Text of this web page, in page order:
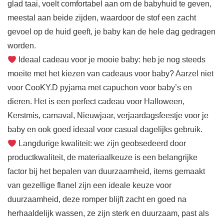
glad taai, voelt comfortabel aan om de babyhuid te geven,
meestal aan beide zijden, waardoor de stof een zacht
gevoel op de huid geeft, je baby kan de hele dag gedragen
worden.
Ideaal cadeau voor je mooie baby: heb je nog steeds
moeite met het kiezen van cadeaus voor baby? Aarzel niet
voor CooKY.D pyjama met capuchon voor baby’s en
dieren. Het is een perfect cadeau voor Halloween,
Kerstmis, carnaval, Nieuwjaar, verjaardagsfeestje voor je
baby en ook goed ideaal voor casual dagelijks gebruik.
Langdurige kwaliteit: we zijn geobsedeerd door
productkwaliteit, de materiaalkeuze is een belangrijke
factor bij het bepalen van duurzaamheid, items gemaakt
van gezellige flanel zijn een ideale keuze voor
duurzaamheid, deze romper blijft zacht en goed na
herhaaldelijk wassen, ze zijn sterk en duurzaam, past als